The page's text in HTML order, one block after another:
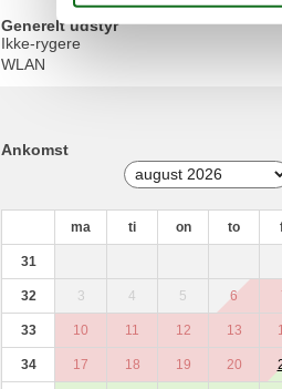
Generelt udstyr
Ikke-rygere
WLAN
Ankomst
ma ti on to
31
32 3 4 5 6
33 10 11 12 13
34 17 18 19 20